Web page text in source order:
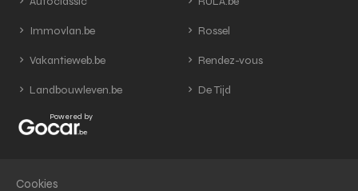
Immovlan.be
Vakantieweb.be
Landbouwleven.be
Rossel
Rendez-vous
De Tijd
Powered by
Cookies